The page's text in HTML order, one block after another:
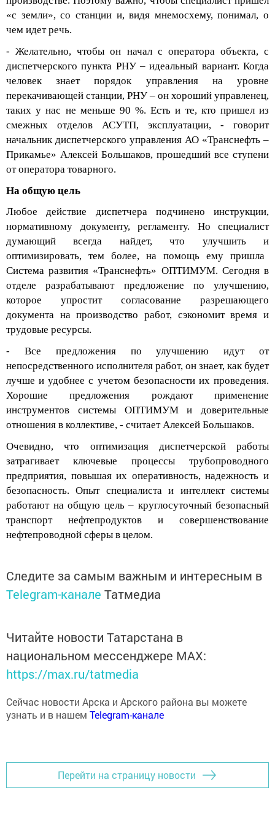
«с земли», со станции и, видя мнемосхему, понимал, о
чем идет речь.
- Желательно, чтобы он начал с оператора объекта, с
диспетчерского пункта РНУ – идеальный вариант. Когда
человек знает порядок управления на уровне
перекачивающей станции, РНУ – он хороший управленец,
таких у нас не меньше 90 %.Есть и те, кто пришел из
смежных отделов АСУТП, эксплуатации, - говорит
начальник диспетчерского управления АО «Транснефть –
Прикамье» Алексей Большаков, прошедший все ступени
от оператора товарного.
На общую цель
Любое действие диспетчера подчинено инструкции,
нормативному документу, регламенту. Но специалист
думающий всегда найдет, что улучшить и
оптимизировать, тем более, на помощь ему пришла
Система развития «Транснефть» ОПТИМУМ. Сегодня в
отделе разрабатывают предложение по улучшению,
которое упростит согласование разрешающего
документа на производство работ, сэкономит время и
трудовые ресурсы.
- Все предложения по улучшению идут от
непосредственного исполнителя работ, он знает, как будет
лучше и удобнее с учетом безопасности их проведения.
Хорошие предложения рождают применение
инструментов системы ОПТИМУМ и доверительные
отношения в коллективе, - считает Алексей Большаков.
Очевидно, что оптимизация диспетчерской работы
затрагивает ключевые процессы трубопроводного
предприятия, повышая их оперативность, надежность и
безопасность. Опыт специалиста и интеллект системы
работают на общую цель – круглосуточный безопасный
транспорт нефтепродуктов и совершенствование
нефтепроводной сферы в целом.
Следите за самым важным и интересным в
Telegram-канале Татмедиа
Читайте новости Татарстана в
национальном мессенджере MАХ:
https://max.ru/tatmedia
Сейчас новости Арска и Арского района вы можете
узнать и в нашем Telegram-канале
Перейти на страницу новости